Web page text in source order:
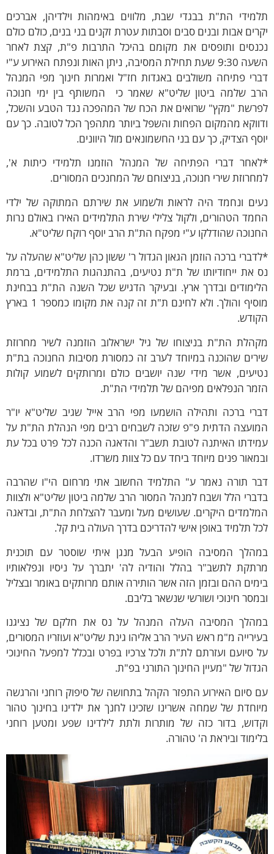
הת"ת בבגדי שבת, מלווים באימהות וילדיהן, אברכים
אבות ובנים סבים וסבתות עטרת זקנים בני בנים, כולם כולם
ותופסים את מקומם בהיכל התרבות פ"ת, קצת לאחר
השעה 9:30 שעת תחילת המסיבה, ניתן האות ונפתח האירוע ע"י
פתיחה משולבים באגדות חז"ל ואמרות חינוך מפי המנהל
שלמה ביטון שליט"א שאמר כי המשותף בין ימי חנוכה
"מקץ" שרואים את הכח של המהפכה נגד הטבע והשכל,
מהמקום הפחות והשפל ביותר מתהפך הכל לטובה. כך עם
הצדיק, כך עם בני החשמונאים מול היוונים.
דברי הפתיחה של המנהל הוזמנו תלמידי כיתות א',
שירי חנוכה, בניצוחם של המחנכים המסורים.
ונחמד היה לראות ולשמוע את שירתם המתוקה של ילדי
הטהורים, ולקול צלילי שירת התלמידים האירו באולם נרות
שהודלקו ע"י מפקח הת"ת הרב יוסף רוקח שליט"א.
ברכה הוזמן הגאון הגדול ר' ששון כהן שליט"א שהעלה על
את ייחודיותו של ת"ת נטיעים, בהתנהגות התלמידים, ברמת
ובדרך ארץ. ובעיקר הדגיש שכל השנה הת"ת בבחינת
מוסיף והולך. ולא לחינם ת"ת זה קנה את מקומו כמספר 1 בארץ
הת"ת בניצוחו של גיל ישראלוב הוזמנה לשיר מחרוזת
שהוכנה במיוחד לערב זה כמסורת מסיבות החנוכה בת"ת
אשר מידי שנה יושבים כולם ומרותקים לשמוע קולות
הנפלאים מפיהם של תלמידי הת"ת.
ברכה ותהילה הושמעו מפי הרב אייל שגיב שליט"א יו"ר
הדתית פ"פ שזכה לשבחים רבים מפי הנהלת הת"ת על
האיתנה לטובת תשב"ר והדאגה הכנה לכל פרט בכל עת
פנים מיוחד ביחד עם כל צוות משרדו.
תורה נאמר ע" התלמיד החשוב אתי מרחום הי"ו שהרבה
הלל ושבח למנהל המסור הרב שלמה ביטון שליט"א ולצוות
היקרים. שעושים מעל ומעבר להצלחת הת"ת, ובדאגה
תלמיד באופן אישי להדריכם בדרך העולה בית קל.
המסיבה הופיע הבעל מנגן איתי שוסטר עם תוכנית
לתשב"ר בהלל והודיה לה' יתברך על ניסיו ונפלאותיו
ההם ובזמן הזה אשר הותירה אותם מרותקים באומר ובצליל
חינוכי ושורשי שנשאר בליבם.
המסיבה העלה המנהל על נס את חלקם של נציגנו
מ"מ ראש העיר הרב אליהו גינת שליט"א ועוזריו המסורים,
סיועם ועזרתם לת"ת ולכל צרכיו בפרט ובכלל למפעל החינוכי
של "מעיין החינוך התורני בפ"ת.
סיום האירוע התפזר הקהל בתחושה של סיפוק רוחני והרגשה
של שמחה אשרינו שזכינו לחנך את ילדינו בחינוך טהור
בדור כזה של מותרות ולתת לילדינו שפע ומטען רוחני
וביראת ה' טהורה.